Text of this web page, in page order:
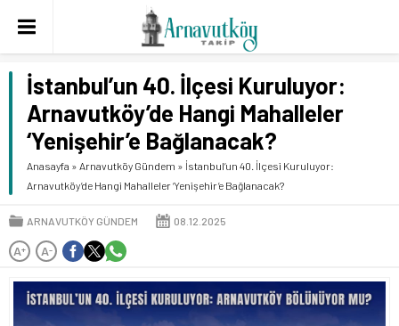
İstanbul’un 40. İlçesi Kuruluyor:
Arnavutköy’de Hangi Mahalleler
‘Yenişehir’e Bağlanacak?
Anasayfa » Arnavutköy Gündem » İstanbul’un 40. İlçesi Kuruluyor:
Arnavutköy’de Hangi Mahalleler ‘Yenişehir’e Bağlanacak?
ARNAVUTKÖY GÜNDEM 08.12.2025
A+ A-